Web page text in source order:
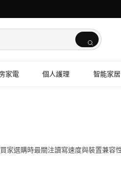
家電 個人護理 智能家居
家選購時最關注讀寫速度與裝置兼容性